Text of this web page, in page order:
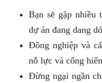
Bạn sẽ gặp nhiều
dự án đang dang
Đồng nghiệp và
nỗ lực và cống
Đừng ngại ngần